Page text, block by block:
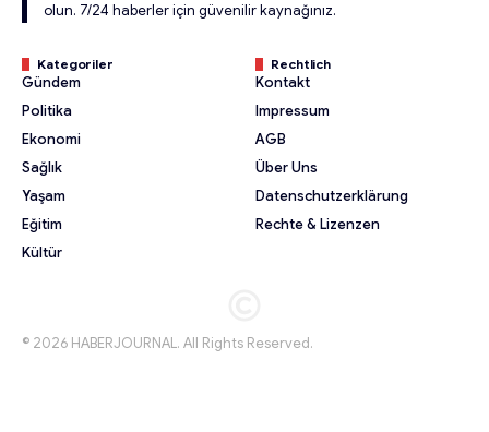
olun. 7/24 haberler için güvenilir kaynağınız.
Kategoriler
Gündem
Politika
Ekonomi
Sağlık
Yaşam
Eğitim
Kültür
Rechtlich
Kontakt
Impressum
AGB
Über Uns
Datenschutzerklärung
Rechte & Lizenzen
© 2026 HABERJOURNAL. All Rights Reserved.